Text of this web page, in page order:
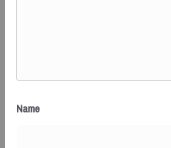
Name